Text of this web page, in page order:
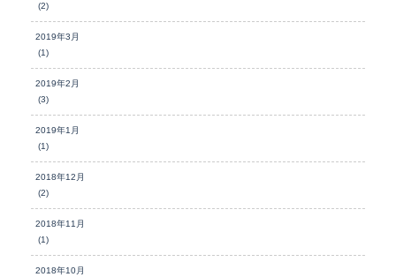
(2)
2019年3月
(1)
2019年2月
(3)
2019年1月
(1)
2018年12月
(2)
2018年11月
(1)
2018年10月